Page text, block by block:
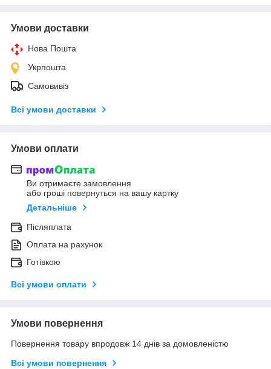
Умови доставки
Нова Пошта
Укрпошта
Самовивіз
Всі умови доставки
Умови оплати
Ви отримаєте замовлення
або гроші повернуться на вашу картку
Детальніше
Післяплата
Оплата на рахунок
Готівкою
Всі умови оплати
Умови повернення
Повернення товару впродовж 14 днів за домовленістю
Всі умови повернення